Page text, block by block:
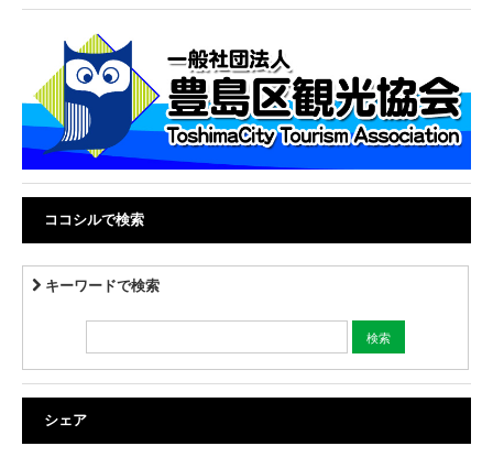
ココシルで検索
キーワードで検索
シェア